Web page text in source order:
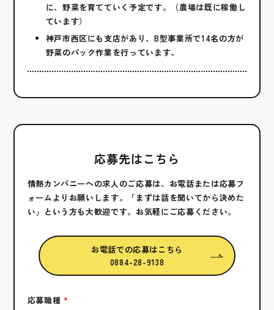
に、野菜を育てていく予定です。（農場は既に稼働し
ています）
神戸市西区にも支店があり、B型事業所で14名の方が
野菜のパック作業を行っています。
応募先はこちら
情熱カンパニーへの求人のご応募は、お電話または応募フ
ォームよりお願いします。
「まずは話を聞いてから決めた
い」という方も大歓迎です。お気軽にご応募ください。
お電話での応募はこちら
0884-28-9138
応募職種